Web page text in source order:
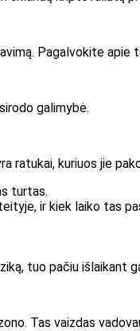
Pagalvokite apie
galimybė.
ratukai, kuriuos jie
turtas.
ir kiek laiko tas
tuo pačiu išlaikant
Tas vaizdas